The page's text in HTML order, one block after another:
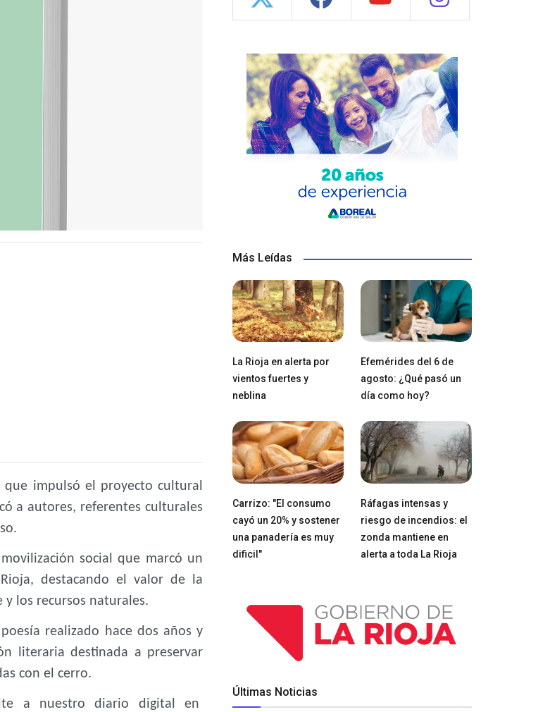
impulsó el proyecto cultural
a autores, referentes culturales
social que marcó un
destacando el valor de la
los recursos naturales.
realizado hace dos años y
literaria destinada a preservar
con el cerro.
a nuestro diario digital en
Más Leídas
La Rioja en alerta por
vientos fuertes y
neblina
Efemérides del 6 de
agosto: ¿Qué pasó un
día como hoy?
Carrizo: "El consumo
cayó un 20% y sostener
una panadería es muy
dificil"
Ráfagas intensas y
riesgo de incendios: el
zonda mantiene en
alerta a toda La Rioja
Últimas Noticias